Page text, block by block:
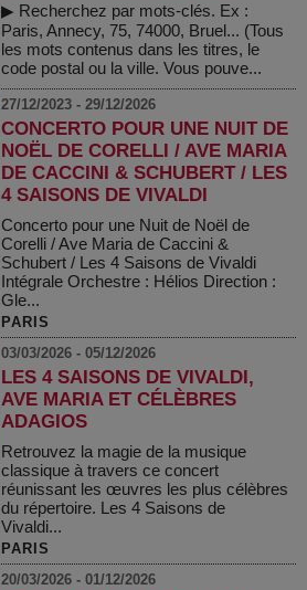
▶ Recherchez par mots-clés. Ex :
Paris, Annecy, 75, 74000, Bruel... (Tous
les mots contenus dans les titres, le
code postal ou la ville. Vous pouve...
27/12/2023 - 29/12/2026
CONCERTO POUR UNE NUIT DE
NOËL DE CORELLI / AVE MARIA
DE CACCINI & SCHUBERT / LES
4 SAISONS DE VIVALDI
Concerto pour une Nuit de Noël de
Corelli / Ave Maria de Caccini &
Schubert / Les 4 Saisons de Vivaldi
Intégrale Orchestre : Hélios Direction :
Gle...
PARIS
03/03/2026 - 05/12/2026
LES 4 SAISONS DE VIVALDI,
AVE MARIA ET CÉLÈBRES
ADAGIOS
Retrouvez la magie de la musique
classique à travers ce concert
réunissant les œuvres les plus célèbres
du répertoire. Les 4 Saisons de
Vivaldi...
PARIS
20/03/2026 - 01/12/2026